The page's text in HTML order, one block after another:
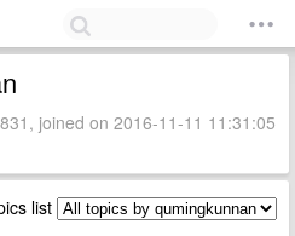
joined on 2016-11-11 11:31:05
list